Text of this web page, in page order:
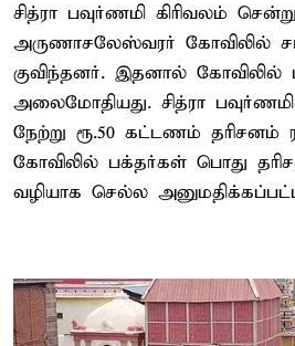
சித்ரா பவுர்ணமி கிரிவலம்
அருணாசலேஸ்வரர் கோவிலில்
குவிந்தனர். இதனால் கோவிலில்
அலைமோதியது. சித்ரா
நேற்று ரூ.50 கட்டணம் தரிசனம்
கோவிலில் பக்தர்கள் பொது
வழியாக செல்ல